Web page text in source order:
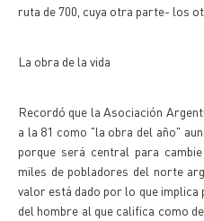
ruta de 700, cuya otra parte- los
La obra de la vida
Recordó que la Asociación
a la 81 como "la obra del año"
porque será central para
miles de pobladores del norte
valor está dado por lo que
del hombre al que califica como